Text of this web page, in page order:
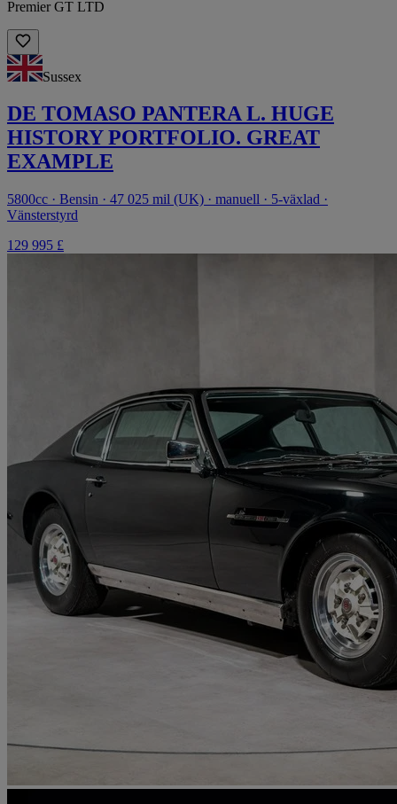
Premier GT LTD
Sussex
DE TOMASO PANTERA L. HUGE
HISTORY PORTFOLIO. GREAT
EXAMPLE
5800cc · Bensin · 47 025 mil (UK) · manuell · 5-växlad ·
Vänsterstyrd
129 995 £